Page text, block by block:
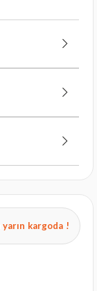
yarın kargoda !